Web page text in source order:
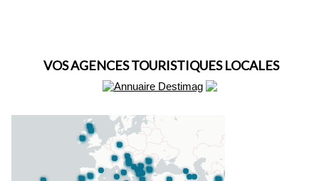
VOS AGENCES TOURISTIQUES LOCALES